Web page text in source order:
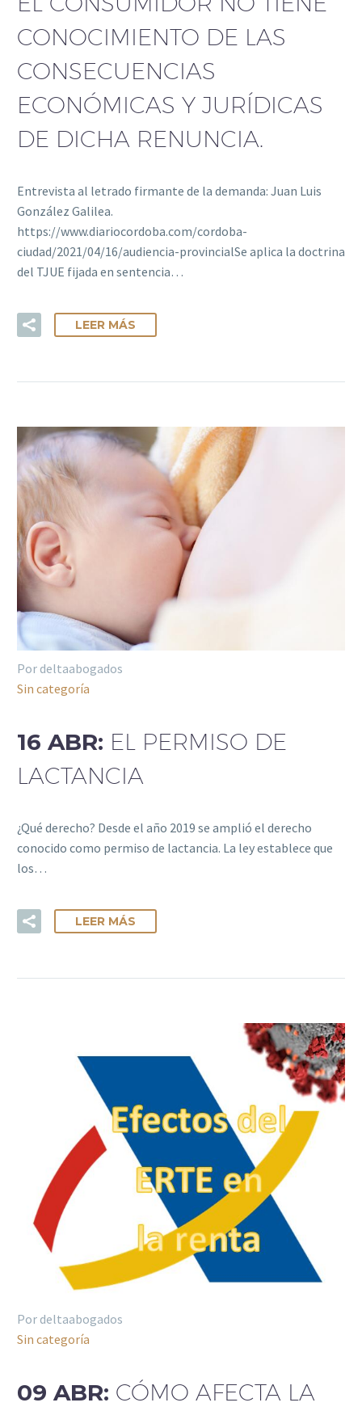
CONOCIMIENTO DE LAS
CONSECUENCIAS
ECONÓMICAS Y JURÍDICAS
DE DICHA RENUNCIA.
Entrevista al letrado firmante de la demanda: Juan Luis
González Galilea.
https://www.diariocordoba.com/cordoba-
ciudad/2021/04/16/audiencia-provincialSe aplica la doctrina
del TJUE fijada en sentencia…
LEER MÁS
Por deltaabogados
Sin categoría
16 ABR: EL PERMISO DE
LACTANCIA
¿Qué derecho? Desde el año 2019 se amplió el derecho
conocido como permiso de lactancia. La ley establece que
los…
LEER MÁS
Por deltaabogados
Sin categoría
09 ABR: CÓMO AFECTA LA